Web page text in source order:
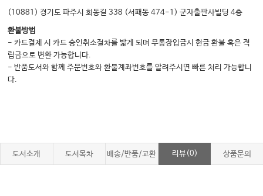
5.7 Conclusion 59
References 59
6 Psychological Support 63
Caroline McCaughey, Edel Aughey, and Susan Smyth
6.2.1 Time Point One: Breaking Significant News 66
(10881) 경기도 파주시 회동길 338 (서패동 474-1) 군자출판사빌딩 4층
환불방법
- 카드결제 시 카드 승인취소절차를 밟게 되며 무통장입금시 현금 환불 혹은 적
립금으로 변환 가능합니다.
- 반품도서와 함께 주문번호와 환불계좌번호를 알려주시면 빠른 처리 가능합니
다.
도서소개 도서목차 배송/반품/교환 리뷰(0) 상품문의